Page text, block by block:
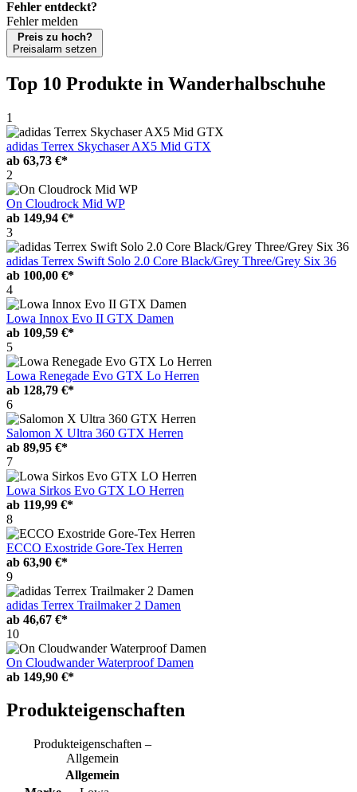
Fehler entdeckt?
Fehler melden
Preis zu hoch?
Preisalarm setzen
Top 10 Produkte in Wanderhalbschuhe
1
adidas Terrex Skychaser AX5 Mid GTX
ab 63,73 €*
2
On Cloudrock Mid WP
ab 149,94 €*
3
adidas Terrex Swift Solo 2.0 Core Black/Grey Three/Grey Six 36
ab 100,00 €*
4
Lowa Innox Evo II GTX Damen
ab 109,59 €*
5
Lowa Renegade Evo GTX Lo Herren
ab 128,79 €*
6
Salomon X Ultra 360 GTX Herren
ab 89,95 €*
7
Lowa Sirkos Evo GTX LO Herren
ab 119,99 €*
8
ECCO Exostride Gore-Tex Herren
ab 63,90 €*
9
adidas Terrex Trailmaker 2 Damen
ab 46,67 €*
10
On Cloudwander Waterproof Damen
ab 149,90 €*
Produkteigenschaften
Produkteigenschaften –
Allgemein
Allgemein